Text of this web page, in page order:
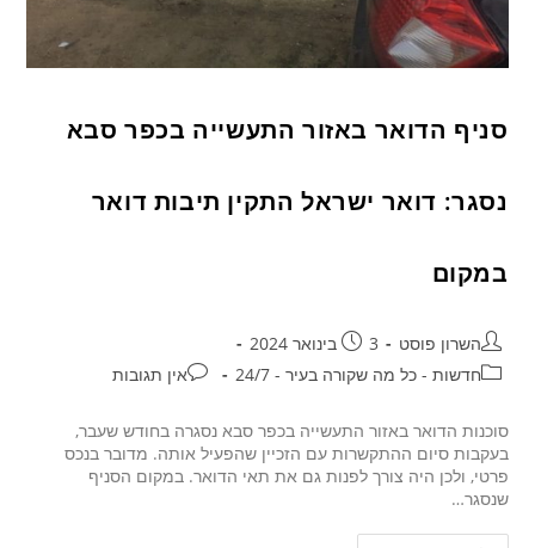
סניף הדואר באזור התעשייה בכפר סבא
נסגר: דואר ישראל התקין תיבות דואר
במקום
השרון פוסט
3 בינואר 2024
חדשות - כל מה שקורה בעיר - 24/7
אין תגובות
סוכנות הדואר באזור התעשייה בכפר סבא נסגרה בחודש שעבר,
בעקבות סיום ההתקשרות עם הזכיין שהפעיל אותה. מדובר בנכס
פרטי, ולכן היה צורך לפנות גם את תאי הדואר. במקום הסניף
שנסגר…